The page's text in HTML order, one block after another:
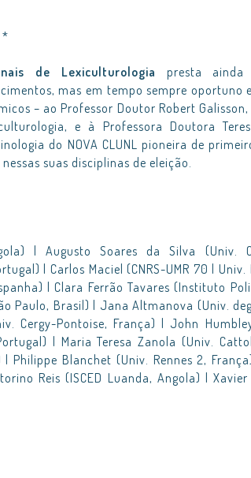
*
de Lexiculturologia presta
mas em tempo sempre oportuno
– ao Professor Doutor Robert
e à Professora Doutora
do NOVA CLUNL pioneira de
nessas suas disciplinas de eleição.
| Augusto Soares da Silva (Univ.
| Carlos Maciel (CNRS-UMR 70 | Univ.
| Clara Ferrão Tavares (Instituto
Paulo, Brasil) | Jana Altmanova (Univ.
Cergy-Pontoise, França) | John
| Maria Teresa Zanola (Univ.
Philippe Blanchet (Univ. Rennes 2,
Reis (ISCED Luanda, Angola) |